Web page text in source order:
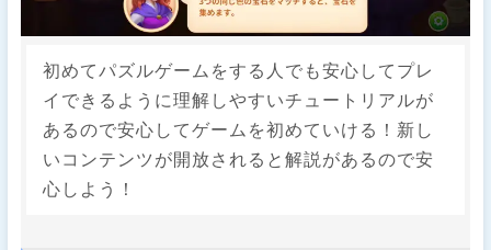
初めてパズルゲームをする人でも安心してプレ
イできるように理解しやすいチュートリアルが
あるので安心してゲームを初めていける！新し
いコンテンツが開放されると解説があるので安
心しよう！